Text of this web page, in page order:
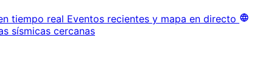
tiempo real Eventos recientes y mapa en directo
sísmicas cercanas